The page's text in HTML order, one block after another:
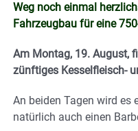
Weg noch einmal
Fahrzeugbau für eine
Am Montag, 19. August,
zünftiges Kesselfleisch-
An beiden Tagen wird es
natürlich auch einen